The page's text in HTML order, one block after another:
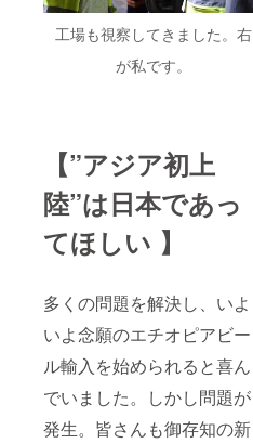
工場も視察してきました。右
が私です。
【”アジア初上
陸”は日本であっ
てほしい 】
多くの問題を解決し、いよ
いよ念願のエチオピアビー
ル輸入を始められると喜ん
でいました。しかし問題が
発生。皆さんも御存知の新